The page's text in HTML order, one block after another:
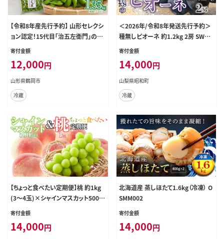
【令和8年産先行予約】 山形セレクシ
ョン認定！15代目「治五左衛門」の新
鮮だだちゃ豆 (白山だだちゃ豆) 1.35
寄付金額
12,000円
山形県鶴岡市
冷蔵
＜2026年/令和8年発送先行予約＞
種無しピオーネ 約1.2kg 2房 SWAO
001
寄付金額
14,000円
山梨県昭和町
冷蔵
【ちょっと食べたい定期便】桃 約1kg
(3～4玉)×シャインマスカット500g
以上 126-024
寄付金額
14,000円
北海道産 蒸しほたて1.6kg（冷凍） O
SMM002
寄付金額
14,000円